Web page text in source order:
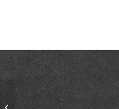
Landnudeln